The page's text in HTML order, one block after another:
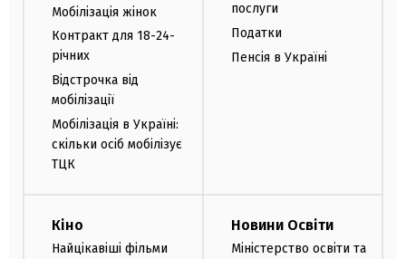
Мобілізація жінок
Контракт для 18-24-
річних
Відстрочка від
мобілізації
Мобілізація в Україні:
скільки осіб мобілізує
ТЦК
послуги
Податки
Пенсія в Україні
Кіно
Найцікавіші фільми
Новини Освіти
Міністерство освіти та